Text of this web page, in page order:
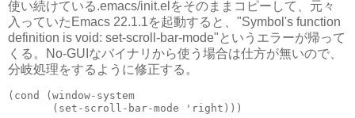
使い続けている.emacs/init.elをそのままコピーして、元々
入っていたEmacs 22.1.1を起動すると、"Symbol's function
definition is void: set-scroll-bar-mode"というエラーが帰って
くる。No-GUIなバイナリから使う場合は仕方が無いので、
分岐処理をするように修正する。
(cond (window-system
       (set-scroll-bar-mode 'right)))